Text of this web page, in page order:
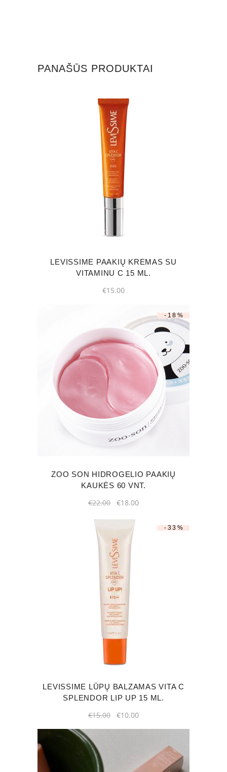
PANAŠŪS PRODUKTAI
LEVISSIME PAAKIŲ KREMAS SU
VITAMINU C 15 ML.
€15.00
-18%
ZOO SON HIDROGELIO PAAKIŲ
KAUKĖS 60 VNT.
€22.00 Original
€22.00.
€18.00Current
€18.00. -33%
LEVISSIME LŪPŲ BALZAMAS VITA C
SPLENDOR LIP UP 15 ML.
€15.00 Original
was:
€10.00Current
is: